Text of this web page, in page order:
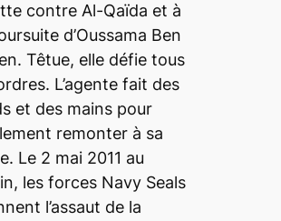
contre Al-Qaïda et à
d’Oussama Ben
Têtue, elle défie tous
L’agente fait des
et des mains pour
remonter à sa
Le 2 mai 2011 au
les forces Navy Seals
l’assaut de la